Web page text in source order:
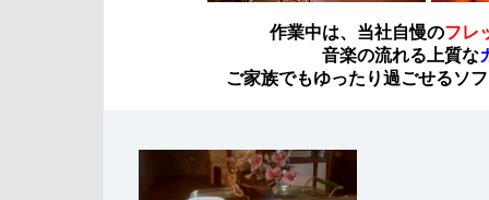
作業中は、当社自慢のフレ
音楽の流れる上質な
ご家族でもゆったり過ごせるソ